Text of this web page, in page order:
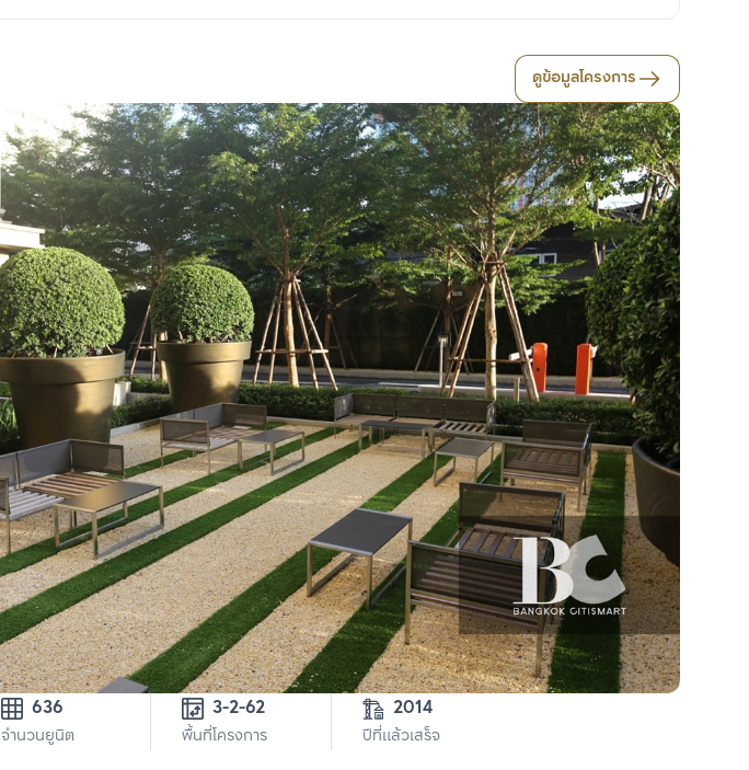
ดูข้อมูลโครงการ
636
จำนวนยูนิต พื้นที่โครงการ
2014
ปีที่แล้วเสร็จ